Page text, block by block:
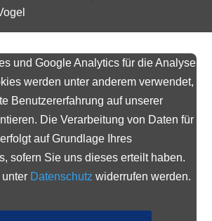
und Google Analytics für die Analyse
werden unter anderem verwendet,
Benutzererfahrung auf unserer
Die Verarbeitung von Daten für
auf Grundlage Ihres
sofern Sie uns dieses erteilt haben.
Datenschutz widerrufen werden.